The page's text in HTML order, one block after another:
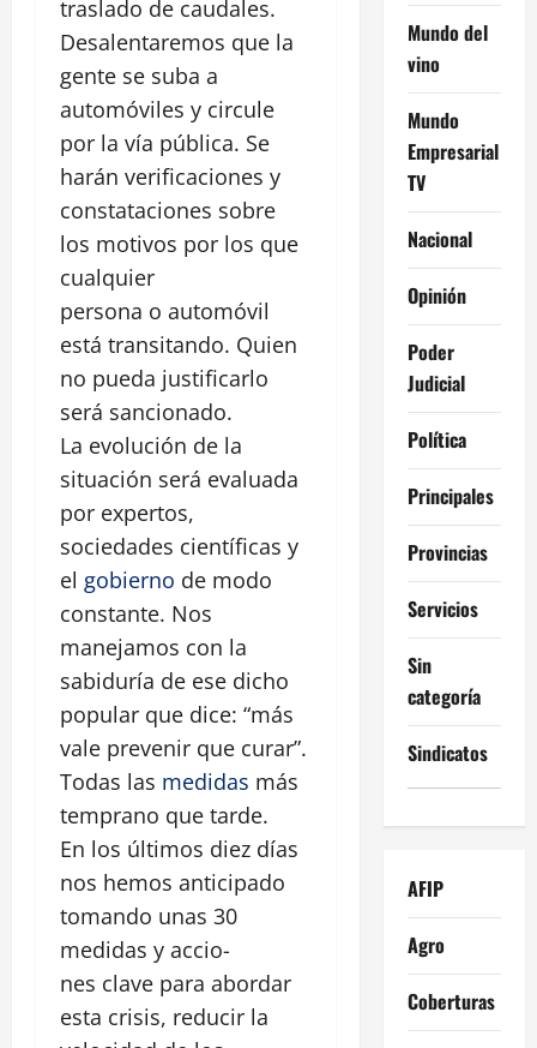
traslado de caudales.
Desalentaremos que la
gente se suba a
automóviles y circule
por la vía pública. Se
harán verificaciones y
constataciones sobre
los motivos por los que
cualquier
persona o automóvil
está transitando. Quien
no pueda justificarlo
será sancionado.
La evolución de la
situación será evaluada
por expertos,
sociedades científicas y
el gobierno de modo
constante. Nos
manejamos con la
sabiduría de ese dicho
popular que dice: “más
vale prevenir que curar”.
Todas las medidas más
temprano que tarde.
En los últimos diez días
nos hemos anticipado
tomando unas 30
medidas y accio-
nes clave para abordar
esta crisis, reducir la
Mundo del
vino
Mundo
Empresarial
TV
Nacional
Opinión
Poder
Judicial
Política
Principales
Provincias
Servicios
Sin
categoría
Sindicatos
AFIP
Agro
Coberturas